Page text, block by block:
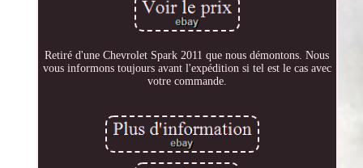
Retiré d'une Chevrolet Spark 2011 que nous démontons. Nous
vous informons toujours avant l'expédition si tel est le cas avec
votre commande.